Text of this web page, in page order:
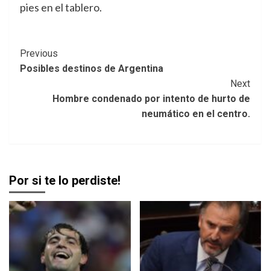
pies en el tablero.
Post
Navigation
Previous
Posibles destinos de Argentina
Next
Hombre condenado por intento de hurto de
neumático en el centro.
Por si te lo perdiste!